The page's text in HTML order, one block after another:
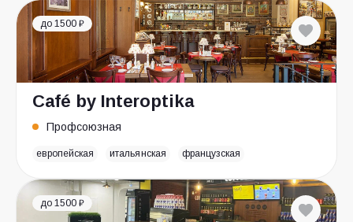
до 1500 ₽
Café by Interoptika
Профсоюзная
европейская итальянская французская
до 1500 ₽